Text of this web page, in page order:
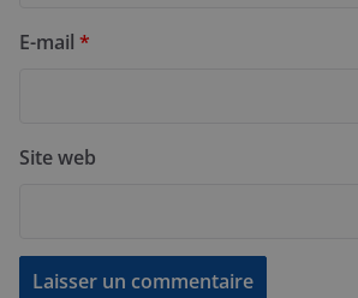
E-mail *
Site web